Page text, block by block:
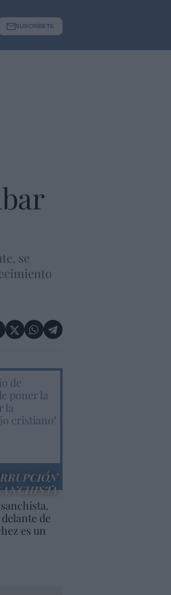
SUSCRÍBETE
se
de
poner la
la
cristiano"
de
es un